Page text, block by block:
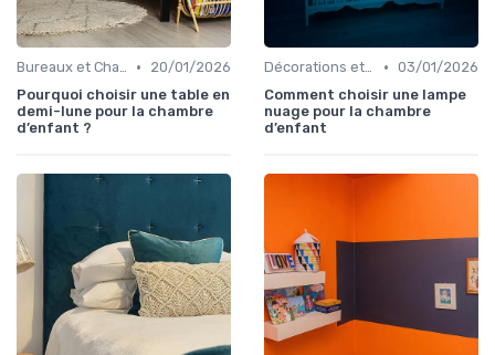
Bureaux et Chaises pour Enfants •
20/01/2026
Pourquoi choisir une table en
demi-lune pour la chambre
d’enfant ?
Décorations et Accessoires de Chambre • 03/01/2026
Comment choisir une lampe
nuage pour la chambre
d’enfant